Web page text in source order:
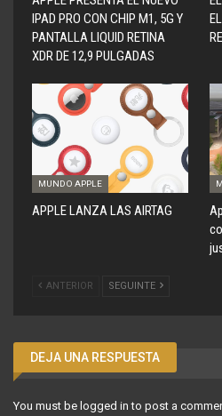
IPAD PRO CON CHIP M1, 5G Y
PANTALLA LIQUID RETINA
XDR DE 12,9 PULGADAS
MUNDO APPLE
APPLE LANZA LAS AIRTAG
ANTERIOR SEGUINTE
DEJA UNA RESPUESTA
You must be logged in to post a